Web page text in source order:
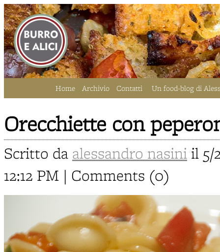
Home Archivio Contatti Un food-blog di
Orecchiette con
Scritto da alessandro nasini il 5/
12:12 PM | Comments (0)